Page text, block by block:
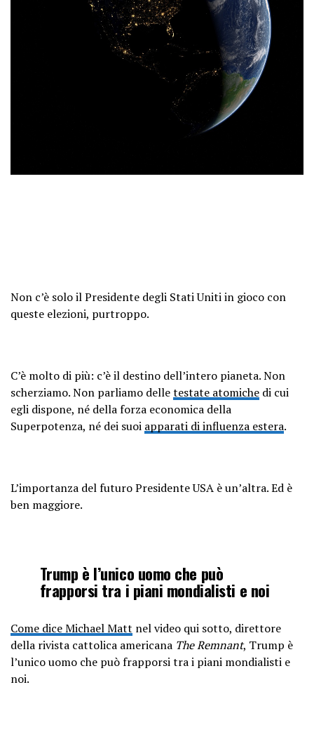
Non c’è solo il Presidente degli Stati Uniti in gioco con
queste elezioni, purtroppo.
C’è molto di più: c’è il destino dell’intero pianeta. Non
scherziamo. Non parliamo delletestate atomiche di cui
egli dispone, né della forza economica della
Superpotenza, né dei suoi apparati di influenza estera.
L’importanza del futuro Presidente USA è un’altra. Ed è
ben maggiore.
Trump è l’unico uomo che può
frapporsi tra i piani mondialisti e noi
Come dice Michael Matt nel video qui sotto, direttore
della rivista cattolica americana The Remnant, Trump è
l’unico uomo che può frapporsi tra i piani mondialisti e
noi.